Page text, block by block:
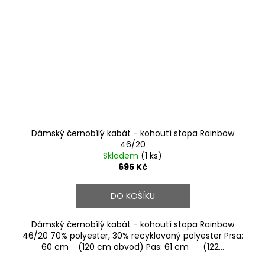
Dámský černobílý kabát - kohoutí stopa Rainbow
46/20
Skladem (1 ks)
695 Kč
DO KOŠÍKU
Dámský černobílý kabát - kohoutí stopa Rainbow
46/20 70% polyester, 30% recyklovaný polyester Prsa:
60 cm (120 cm obvod) Pas: 61 cm (122...